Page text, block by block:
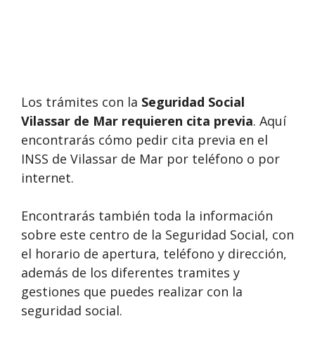
Los trámites con la Seguridad Social
Vilassar de Mar requieren cita previa. Aquí
encontrarás cómo pedir cita previa en el
INSS de Vilassar de Mar por teléfono o por
internet.
Encontrarás también toda la información
sobre este centro de la Seguridad Social, con
el horario de apertura, teléfono y dirección,
además de los diferentes tramites y
gestiones que puedes realizar con la
seguridad social.